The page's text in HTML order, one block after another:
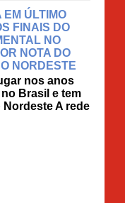
EM ÚLTIMO
FINAIS DO
NO
NOTA DO
NORDESTE
nos anos
Brasil e tem
A rede